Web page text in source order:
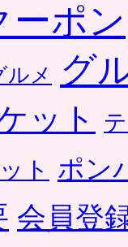
ーポン
ルメ グ
ット
ト ポン
会員登